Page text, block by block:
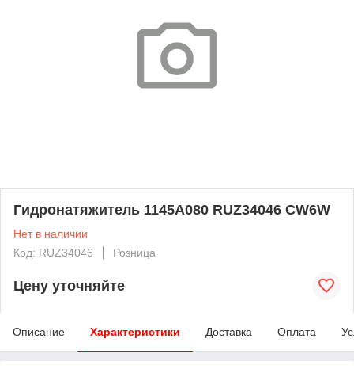
Гидронатяжитель 1145A080 RUZ34046 CW6W
Нет в наличии
Код: RUZ34046
Розница
Цену уточняйте
Описание Характеристики Доставка Оплата